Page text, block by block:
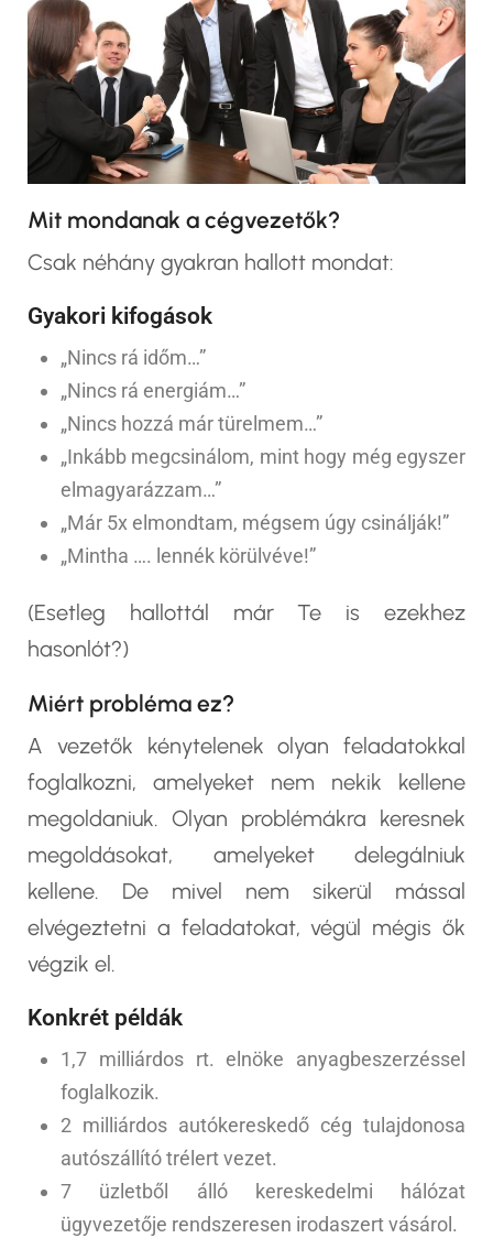
Mit mondanak a cégvezetők?
Csak néhány gyakran hallott mondat:
Gyakori kifogások
„Nincs rá időm…”
„Nincs rá energiám…”
„Nincs hozzá már türelmem…”
„Inkább megcsinálom, mint hogy még egyszer
elmagyarázzam…”
„Már 5x elmondtam, mégsem úgy csinálják!”
„Mintha …. lennék körülvéve!”
(Esetleg hallottál már Te is ezekhez
hasonlót?)
Miért probléma ez?
A vezetők kénytelenek olyan feladatokkal
foglalkozni, amelyeket nem nekik kellene
megoldaniuk. Olyan problémákra keresnek
megoldásokat, amelyeket delegálniuk
kellene. De mivel nem sikerül mással
elvégeztetni a feladatokat, végül mégis ők
végzik el.
Konkrét példák
1,7 milliárdos rt. elnöke anyagbeszerzéssel
foglalkozik.
2 milliárdos autókereskedő cég tulajdonosa
autószállító trélert vezet.
7 üzletből álló kereskedelmi hálózat
ügyvezetője rendszeresen irodaszert vásárol.